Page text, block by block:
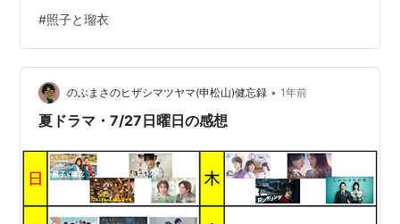
人々と仲良くなりながら、人生の次のステップを模索し
始める。。。■かなりの傑作だった通称『かぞかぞ』に
続いて大九明子がNHKで撮った原作もののドラマで、
『かぞかぞ』みたいに自在に変な演出とか編集はしてな
くて、比較的おとなしい。コメディ要素は控えめだ。な
#照子と瑠衣
のぶまさのヒザシマツヤマ(申松山)健忘録 • 1年前
夏ドラマ・7/27日曜日の感想